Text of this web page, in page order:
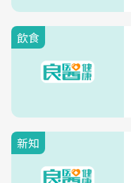
飲食
新知